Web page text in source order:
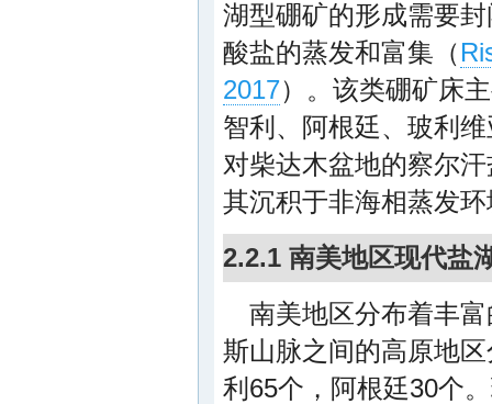
湖型硼矿的形成需要
酸盐的蒸发和富集（
2017）。该类硼矿床
智利、阿根廷、玻利
对柴达木盆地的察尔
其沉积于非海相蒸发
2.2.1 南美地区现代盐
南美地区分布着丰
斯山脉之间的高原地
利65个，阿根廷30个